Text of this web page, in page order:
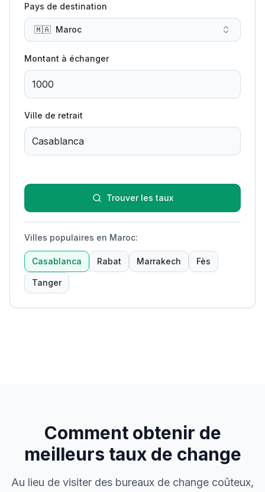
Pays de destination
🇲🇦 Maroc
Montant à échanger
Ville de retrait
Trouver les taux
Villes populaires en Maroc:
Casablanca Rabat Marrakech Fès
Tanger
Comment obtenir de
meilleurs taux de change
Au lieu de visiter des bureaux de change coûteux,